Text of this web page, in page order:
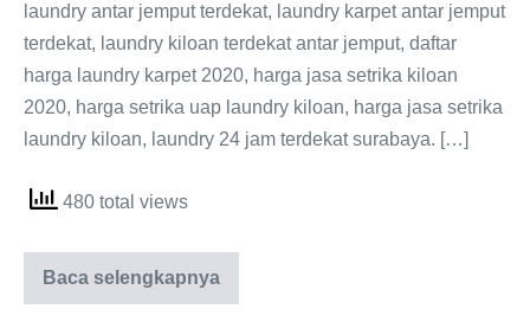
laundry antar jemput terdekat, laundry karpet antar jemput
terdekat, laundry kiloan terdekat antar jemput, daftar
harga laundry karpet 2020, harga jasa setrika kiloan
2020, harga setrika uap laundry kiloan, harga jasa setrika
laundry kiloan, laundry 24 jam terdekat surabaya. […]
480 total views
Baca selengkapnya